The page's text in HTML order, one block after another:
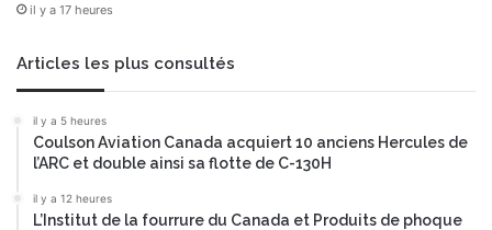
il y a 17 heures
Articles les plus consultés
il y a 5 heures
Coulson Aviation Canada acquiert 10 anciens Hercules de
l’ARC et double ainsi sa flotte de C-130H
il y a 12 heures
L’Institut de la fourrure du Canada et Produits de phoque